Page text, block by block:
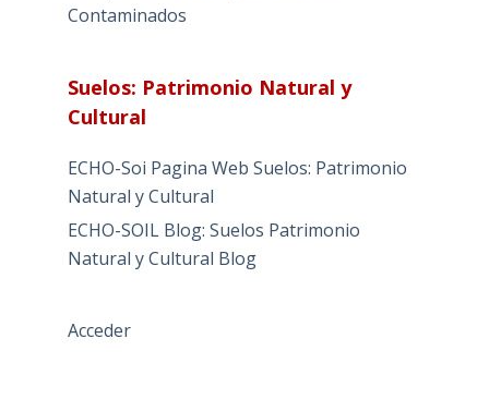
Contaminados
Suelos: Patrimonio Natural y
Cultural
ECHO-Soi Pagina Web Suelos: Patrimonio
Natural y Cultural
ECHO-SOIL Blog: Suelos Patrimonio
Natural y Cultural Blog
Acceder